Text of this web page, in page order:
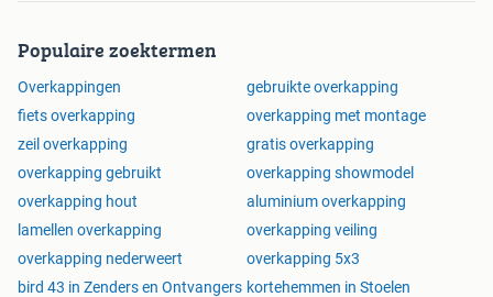
Populaire zoektermen
Overkappingen
gebruikte overkapping
fiets overkapping
overkapping met montage
zeil overkapping
gratis overkapping
overkapping gebruikt
overkapping showmodel
overkapping hout
aluminium overkapping
lamellen overkapping
overkapping veiling
overkapping nederweert
overkapping 5x3
bird 43 in Zenders en Ontvangers kortehemmen in Stoelen